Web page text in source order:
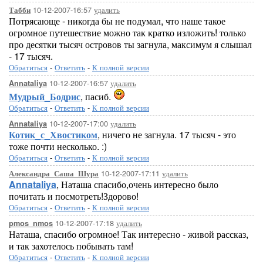
Табби 10-12-2007-16:57 удалить
Потрясающе - никогда бы не подумал, что наше такое
огромное путешествие можно так кратко изложить! только
про десятки тысяч островов ты загнула, максимум я слышал
- 17 тысяч.
Обратиться - Ответить - К полной версии
Annataliya 10-12-2007-16:57 удалить
Мудрый_Бодрис, пасиб.
Обратиться - Ответить - К полной версии
Annataliya 10-12-2007-17:00 удалить
Котик_с_Хвостиком, ничего не загнула. 17 тысяч - это
тоже почти несколько. :)
Обратиться - Ответить - К полной версии
Александра_Саша_Шура 10-12-2007-17:11 удалить
Annataliya, Наташа спасибо,очень интересно было
почитать и посмотреть!Здорово!
Обратиться - Ответить - К полной версии
pmos_nmos 10-12-2007-17:18 удалить
Наташа, спасибо огромное! Так интересно - живой рассказ,
и так захотелось побывать там!
Обратиться - Ответить - К полной версии